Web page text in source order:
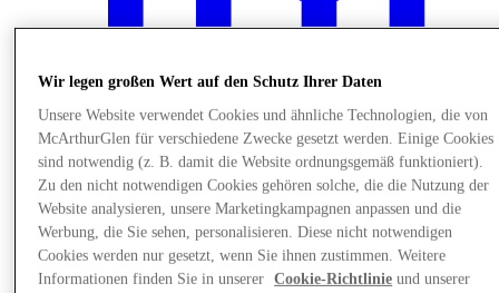
Wir legen großen Wert auf den Schutz Ihrer Daten
Unsere Website verwendet Cookies und ähnliche Technologien, die von
McArthurGlen für verschiedene Zwecke gesetzt werden. Einige Cookies
sind notwendig (z. B. damit die Website ordnungsgemäß funktioniert).
Zu den nicht notwendigen Cookies gehören solche, die die Nutzung der
Website analysieren, unsere Marketingkampagnen anpassen und die
Werbung, die Sie sehen, personalisieren. Diese nicht notwendigen
Cookies werden nur gesetzt, wenn Sie ihnen zustimmen. Weitere
Informationen finden Sie in unserer
Cookie-Richtlinie und unserer